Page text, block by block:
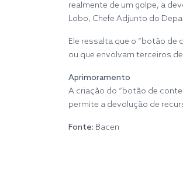
realmente de um golpe, a
Lobo, Chefe Adjunto do
Ele ressalta que o “botão
ou que envolvam terceiros
Aprimoramento
A criação do “botão de
permite a devolução de
Fonte: Bacen